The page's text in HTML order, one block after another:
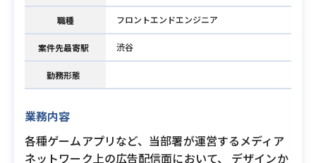
職種 フロントエンドエンジニア
案件先最寄駅 渋谷
勤務形態
業務内容
各種ゲームアプリなど、当部署が運営するメディア
ネットワーク上の広告配信面において、 デザインか